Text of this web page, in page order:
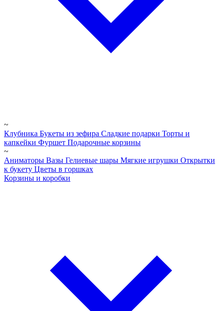
~
Клубника Букеты из зефира Сладкие подарки Торты и
капкейки Фуршет Подарочные корзины
~
Аниматоры Вазы Гелиевые шары Мягкие игрушки Открытки
к букету Цветы в горшках
Корзины и коробки